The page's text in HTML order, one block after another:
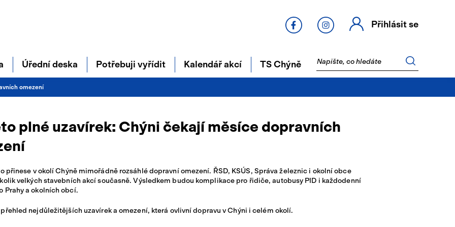
Přihlásit se
místo
policie
Klubovna
Sportovní hala
Knihovna
Technické služby
deska
Dotace a dary
Program rozvoje
Výsledky voleb Bloček starostky
Úřední deska Potřebuji vyřídit Kalendář akcí TS Chýně
omezení
plné uzavírek: Chýni čekají měsíce dopravních
přinese v okolí Chýně mimořádně rozsáhlé dopravní omezení. ŘSD, KSÚS, Správa železnic i okolní obce
velkých stavebních akcí současně. Výsledkem budou komplikace pro řidiče, autobusy PID i každodenní
Prahy a okolních obcí.
nejdůležitějších uzavírek a omezení, která ovlivní dopravu v Chýni i celém okolí.